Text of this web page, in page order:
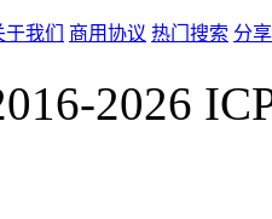
于我们 商用协议 热门搜索 分
2026